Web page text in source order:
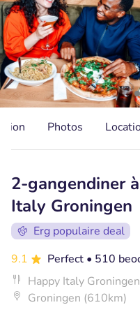
Photos
2-gangendiner
Italy Groningen
Erg populaire deal
9.1
Perfect • 510
Happy Italy Groningen
Groningen (610km)